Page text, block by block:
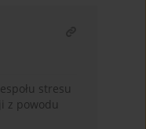
stresu
z powodu